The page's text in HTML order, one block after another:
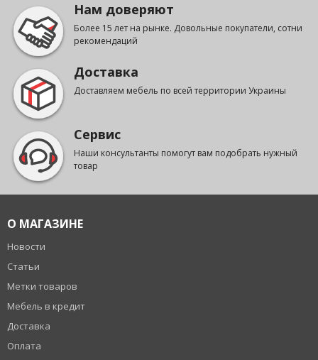
Нам доверяют
Более 15 лет на рынке. Довольные покупатели, сотни
рекомендаций
Доставка
Доставляем мебель по всей территории Украины
Сервис
Наши консультанты помогут вам подобрать нужный
товар
О МАГАЗИНЕ
Новости
Статьи
Метки товаров
Мебель в кредит
Доставка
Оплата